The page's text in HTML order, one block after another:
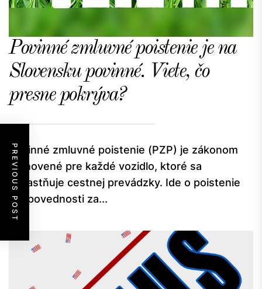
PREVIOUS POST
Povinné zmluvné poistenie je na
Slovensku povinné. Viete, čo
presne pokrýva?
Povinné zmluvné poistenie (PZP) je zákonom
stanovené pre každé vozidlo, ktoré sa
zúčastňuje cestnej prevádzky. Ide o poistenie
zodpovednosti za...